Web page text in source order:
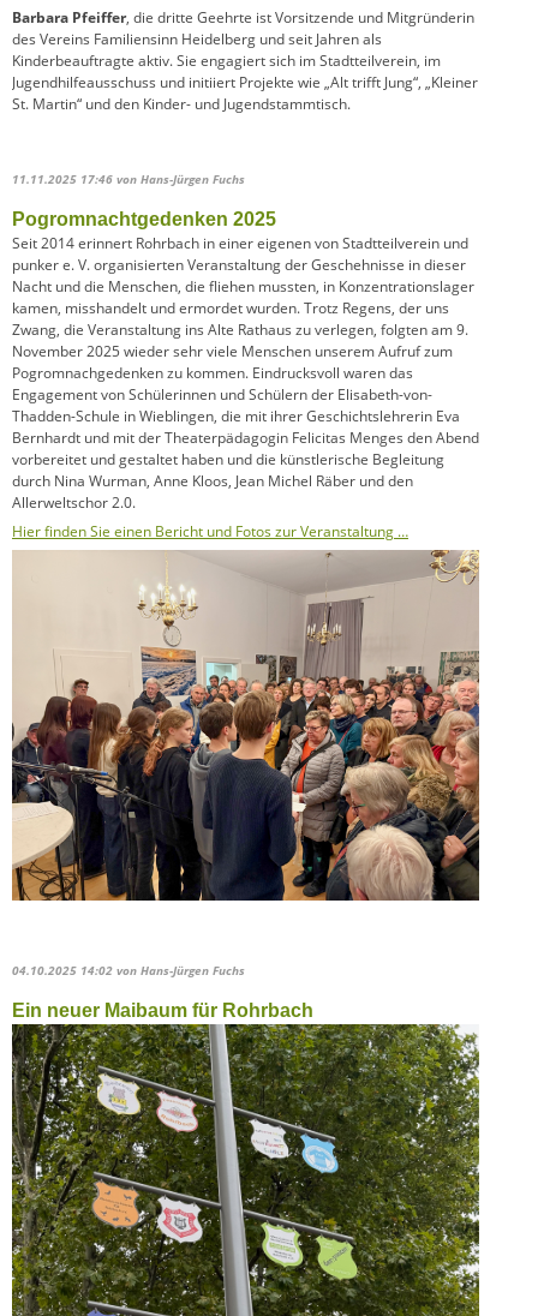
Barbara Pfeiffer, die dritte Geehrte ist Vorsitzende und Mitgründerin
des Vereins Familiensinn Heidelberg und seit Jahren als
Kinderbeauftragte aktiv. Sie engagiert sich im Stadtteilverein, im
Jugendhilfeausschuss und initiiert Projekte wie „Alt trifft Jung“, „Kleiner
St. Martin“ und den Kinder- und Jugendstammtisch.
11.11.2025 17:46 von Hans-Jürgen Fuchs
Pogromnachtgedenken 2025
Seit 2014 erinnert Rohrbach in einer eigenen von Stadtteilverein und
punker e. V. organisierten Veranstaltung der Geschehnisse in dieser
Nacht und die Menschen, die fliehen mussten, in Konzentrationslager
kamen, misshandelt und ermordet wurden. Trotz Regens, der uns
Zwang, die Veranstaltung ins Alte Rathaus zu verlegen, folgten am 9.
November 2025 wieder sehr viele Menschen unserem Aufruf zum
Pogromnachgedenken zu kommen. Eindrucksvoll waren das
Engagement von Schülerinnen und Schülern der Elisabeth-von-
Thadden-Schule in Wieblingen, die mit ihrer Geschichtslehrerin Eva
Bernhardt und mit der Theaterpädagogin Felicitas Menges den Abend
vorbereitet und gestaltet haben und die künstlerische Begleitung
durch Nina Wurman, Anne Kloos, Jean Michel Räber und den
Allerweltschor 2.0.
Hier finden Sie einen Bericht und Fotos zur Veranstaltung …
04.10.2025 14:02 von Hans-Jürgen Fuchs
Ein neuer Maibaum für Rohrbach